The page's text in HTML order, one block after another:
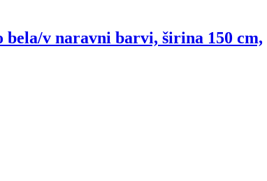
v naravni barvi, širina 150 cm,